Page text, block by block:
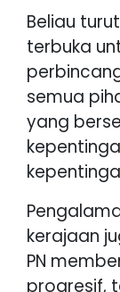
Beliau
terbuka
semua
yang
kerajaan
PN
progresif,